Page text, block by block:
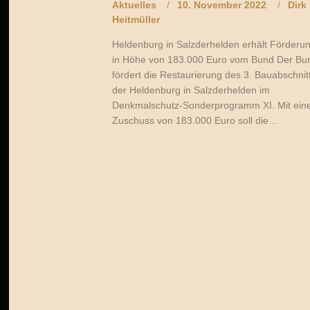
Aktuelles 10. November 2022
Dirk
Heitmüller
Heldenburg in Salzderhelden erhält
in Höhe von 183.000 Euro vom Bund Der
fördert die Restaurierung des 3.
der Heldenburg in Salzderhelden im
Denkmalschutz-Sonderprogramm XI. Mit
Zuschuss von 183.000 Euro soll die…